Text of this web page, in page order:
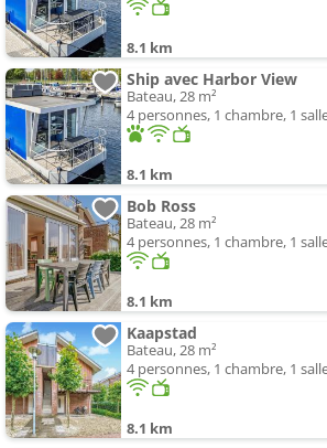
8.1 km
Ship avec Harbor View
Bateau, 28 m²
4 personnes, 1 chambre, 1
8.1 km
Bob Ross
Bateau, 28 m²
4 personnes, 1 chambre, 1
8.1 km
Kaapstad
Bateau, 28 m²
4 personnes, 1 chambre, 1
8.1 km